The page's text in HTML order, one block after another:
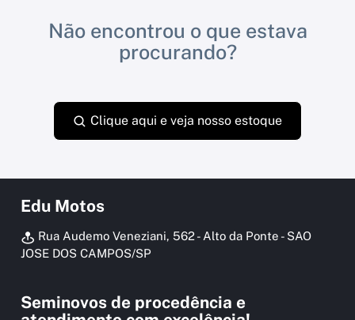
Não encontrou o que estava
procurando?
Clique aqui e veja nosso estoque
Edu Motos
Rua Audemo Veneziani, 562 - Alto da Ponte - SAO
JOSE DOS CAMPOS/SP
Seminovos de procedência e